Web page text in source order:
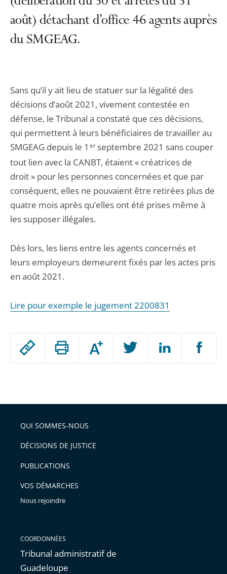
Passer
arriver
après
Augmenter
ou
l'article
pour
avant
août) détachant d’office 46 agents auprès
du SMGEAG.
Sans qu’il y ait lieu de statuer sur la légalité des
décisions d’août 2021, vivement contestée en
défense, le Tribunal a constaté que ces décisions,
qui permettent à leurs bénéficiaires de travailler au
SMGEAG depuis le 1 erseptembre 2021 sans couper
tout lien avec la CANBT, étaient « créatrices de
droit » pour les personnes concernées et que par
conséquent, elles ne pouvaient être retirées plus de
quatre mois après qu’elles ont été prises même à
les supposer illégales.
Dès lors, les liens entre les agents concernés et
leurs employeurs demeurent fixés par les actes pris
en août 2021.
Lire pour exemple le jugement 2200831
QUI SOMMES-NOUS
DÉCISIONS DE JUSTICE
PUBLICATIONS
VOS DÉMARCHES
Nous rejoindre
COORDONNÉES
Tribunal administratif de
Guadeloupe